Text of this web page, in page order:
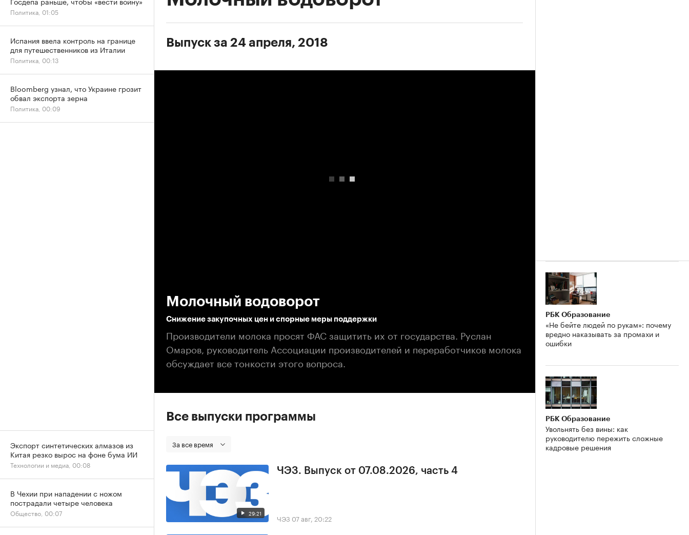
Выпуск за 24 апреля, 2018
Молочный водоворот
Снижение закупочных цен и спорные меры поддержки
Производители молока просят ФАС защитить их от государства. Руслан
Омаров, руководитель Ассоциации производителей и переработчиков молока
обсуждает все тонкости этого вопроса.
Все выпуски программы
За все время
29:21
ЧЭЗ. Выпуск от 07.08.2026, часть 4
ЧЭЗ 07 авг, 20:22
РБК Образование
«Не бейте людей по рукам»: почему
вредно наказывать за промахи и
ошибки
РБК Образование
Увольнять без вины: как
руководителю пережить сложные
кадровые решения
Политика, 01:05
Испания ввела контроль на границе
для путешественников из Италии
Политика, 00:13
Bloomberg узнал, что Украине грозит
обвал экспорта зерна
Политика, 00:09
Экспорт синтетических алмазов из
Китая резко вырос на фоне бума ИИ
Технологии и медиа, 00:08
В Чехии при нападении с ножом
пострадали четыре человека
Общество, 00:07